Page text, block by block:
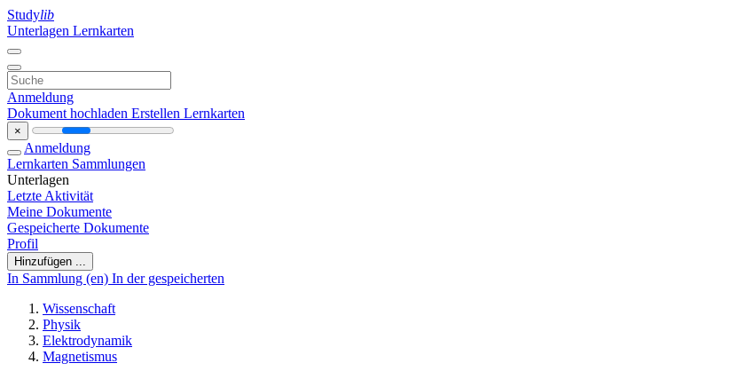
Studylib
Unterlagen Lernkarten
Anmeldung
Dokument hochladen Erstellen Lernkarten
×
Anmeldung
Lernkarten Sammlungen
Unterlagen
Letzte Aktivität
Meine Dokumente
Gespeicherte Dokumente
Profil
Hinzufügen ...
In Sammlung (en) In der gespeicherten
Wissenschaft
Physik
Elektrodynamik
Magnetismus